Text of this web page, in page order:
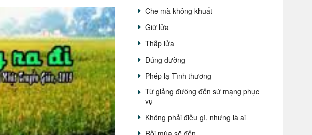
Che mà không khuất
Giữ lửa
Thắp lửa
Đúng đường
Phép lạ Tình thương
Từ giảng đường đến sứ mạng phục
vụ
Không phải điều gì, nhưng là ai